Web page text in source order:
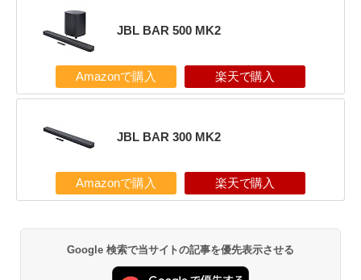
JBL BAR 500 MK2
Amazonで購入 楽天で購入
JBL BAR 300 MK2
Amazonで購入 楽天で購入
Google 検索で当サイトの記事を優先表示させる